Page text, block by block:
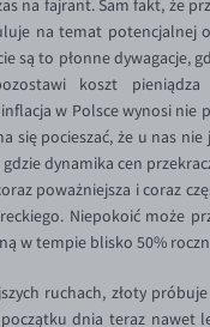
na fajrant. Sam fakt, że
na temat potencjalnej
są to płonne dywagacje,
koszt pieniądza
w Polsce wynosi nie
się pocieszać, że u nas
dynamika cen
poważniejsza i coraz
Niepokoić może
w tempie blisko 50%
ruchach, złoty
dnia teraz nawet